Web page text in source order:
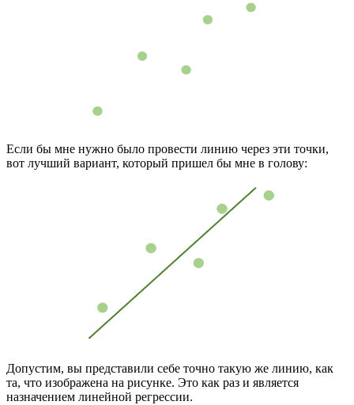
Если бы мне нужно было провести линию через эти точки,
вот лучший вариант, который пришел бы мне в голову:
Допустим, вы представили себе точно такую же линию, как
та, что изображена на рисунке. Это как раз и является
назначением линейной регрессии.